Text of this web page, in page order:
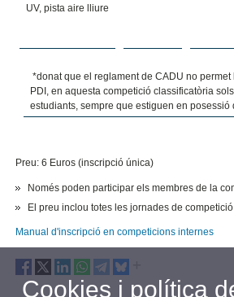
UV, pista aire lliure
*donat que el reglament de CADU no permet
PDI, en aquesta competició classificatòria
estudiants, sempre que estiguen en posessió
Preu: 6 Euros (inscripció única)
Només poden participar els membres de la
El preu inclou totes les jornades de
Manual d'inscripció en competicions internes
Cookies i política